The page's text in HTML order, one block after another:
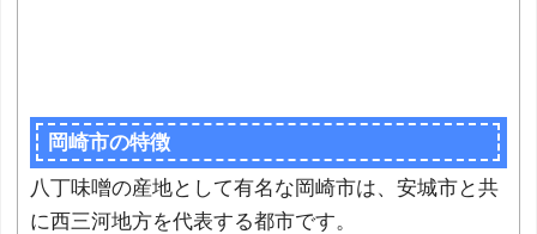
岡崎市の特徴
八丁味噌の産地として有名な岡崎市は、安城市と共
に西三河地方を代表する都市です。